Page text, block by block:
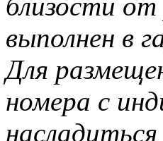
выполнен в
Для
номера с